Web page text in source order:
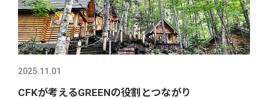
2025.11.01
CFKが考えるGREENの役割とつながり